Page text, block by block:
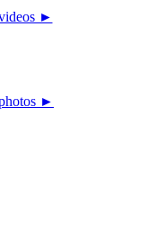
►
►